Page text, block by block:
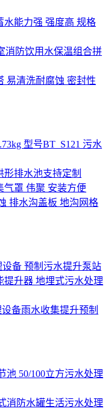
水能力强 强度高 规格
消防饮用水保温组合拼
易清洗耐腐蚀 密封性
型号BT_S121 污水
排水池支持定制
气罩 伟聚 安装方便
排水沟盖板 地沟网格
备 预制污水提升泵站
升器 地埋式污水处理
备雨水收集提升预制
池 50/100立方污水处理
消防水罐生活污水处理